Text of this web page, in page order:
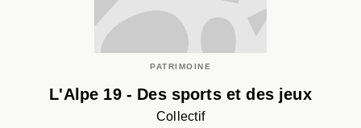
PATRIMOINE
L'Alpe 19 - Des sports et des jeux
Collectif